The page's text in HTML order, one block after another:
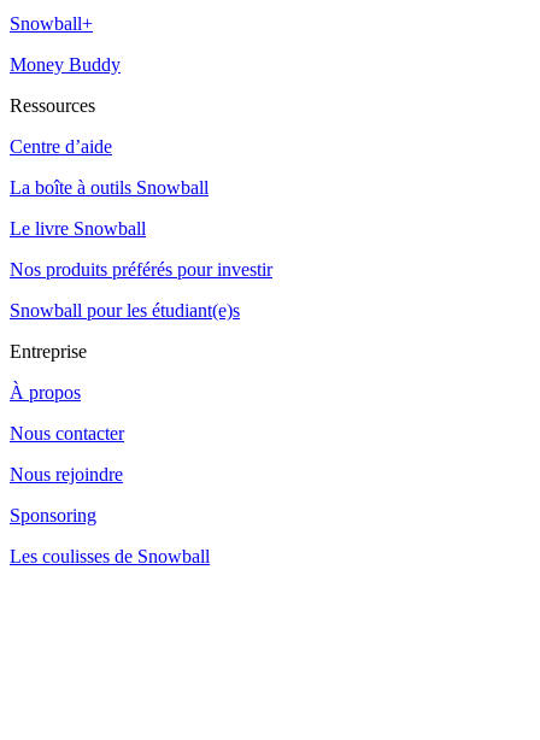
Snowball+
Money Buddy
Ressources
Centre d’aide
La boîte à outils Snowball
Le livre Snowball
Nos produits préférés pour investir
Snowball pour les étudiant(e)s
Entreprise
À propos
Nous contacter
Nous rejoindre
Sponsoring
Les coulisses de Snowball